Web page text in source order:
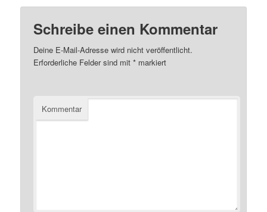
Schreibe einen Kommentar
Deine E-Mail-Adresse wird nicht veröffentlicht.
Erforderliche Felder sind mit* markiert
Kommentar